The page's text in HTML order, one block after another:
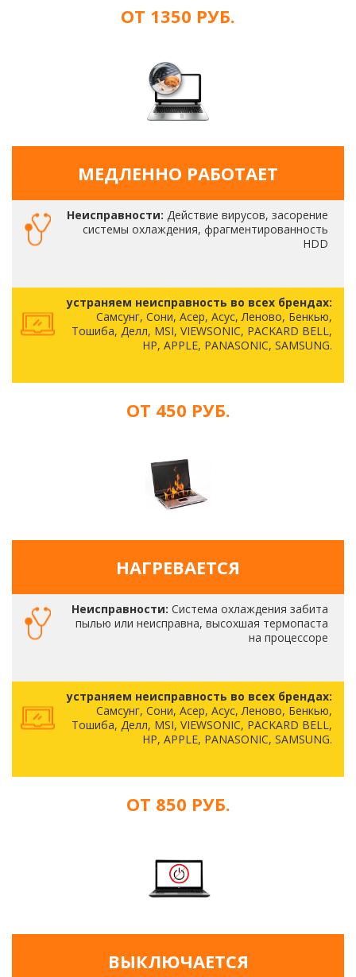
ОТ 1350 РУБ.
МЕДЛЕННО РАБОТАЕТ
Неисправности: Действие вирусов, засорение
системы охлаждения, фрагментированность
HDD
устраняем неисправность во всех брендах:
Самсунг, Сони, Асер, Асус, Леново, Бенкью,
Тошиба, Делл, MSI, VIEWSONIC, PACKARD BELL,
HP, APPLE, PANASONIC, SAMSUNG.
ОТ 450 РУБ.
НАГРЕВАЕТСЯ
Неисправности: Система охлаждения забита
пылью или неисправна, высохшая термопаста
на процессоре
устраняем неисправность во всех брендах:
Самсунг, Сони, Асер, Асус, Леново, Бенкью,
Тошиба, Делл, MSI, VIEWSONIC, PACKARD BELL,
HP, APPLE, PANASONIC, SAMSUNG.
ОТ 850 РУБ.
ВЫКЛЮЧАЕТСЯ